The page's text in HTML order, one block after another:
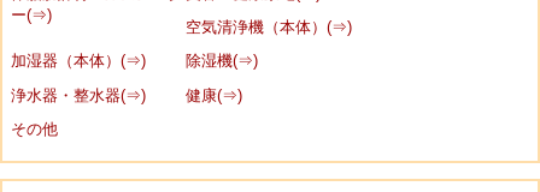
ー(⇒)
空気清浄機（本体）(⇒)
加湿器（本体）(⇒)
除湿機(⇒)
浄水器・整水器(⇒)
健康(⇒)
その他